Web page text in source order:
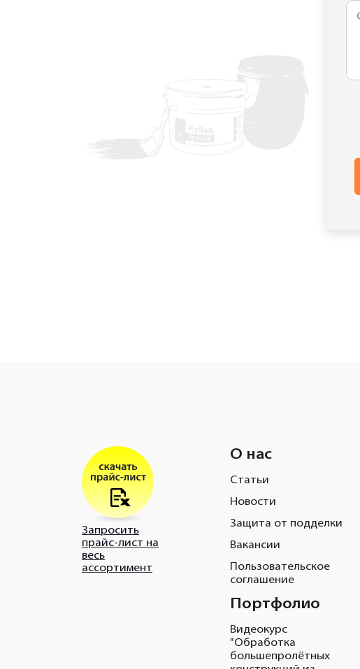
Запросить
прайс-лист на
весь
ассортимент
О нас
Статьи
Новости
Защита от подделки
Вакансии
Пользовательское
соглашение
Портфолио
Видеокурс
"Обработка
большепролётных